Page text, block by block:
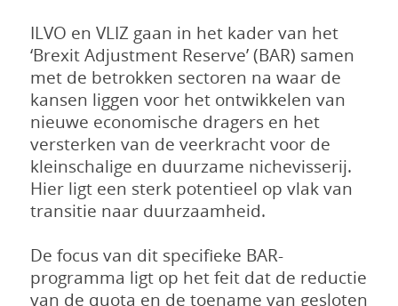
ILVO en VLIZ gaan in het kader van het
‘Brexit Adjustment Reserve’ (BAR) samen
met de betrokken sectoren na waar de
kansen liggen voor het ontwikkelen van
nieuwe economische dragers en het
versterken van de veerkracht voor de
kleinschalige en duurzame nichevisserij.
Hier ligt een sterk potentieel op vlak van
transitie naar duurzaamheid.
De focus van dit specifieke BAR-
programma ligt op het feit dat de reductie
van de quota en de toename van gesloten